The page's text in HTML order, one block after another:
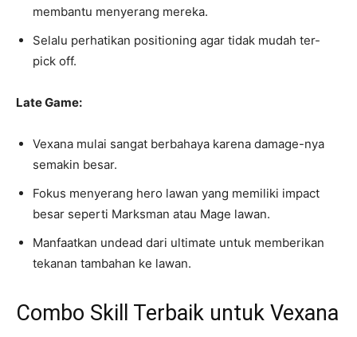
membantu menyerang mereka.
Selalu perhatikan positioning agar tidak mudah ter-
pick off.
Late Game:
Vexana mulai sangat berbahaya karena damage-nya
semakin besar.
Fokus menyerang hero lawan yang memiliki impact
besar seperti Marksman atau Mage lawan.
Manfaatkan undead dari ultimate untuk memberikan
tekanan tambahan ke lawan.
Combo Skill Terbaik untuk Vexana